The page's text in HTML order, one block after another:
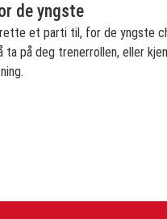
de yngste
et parti til, for de yngste
ta på deg trenerrollen, eller